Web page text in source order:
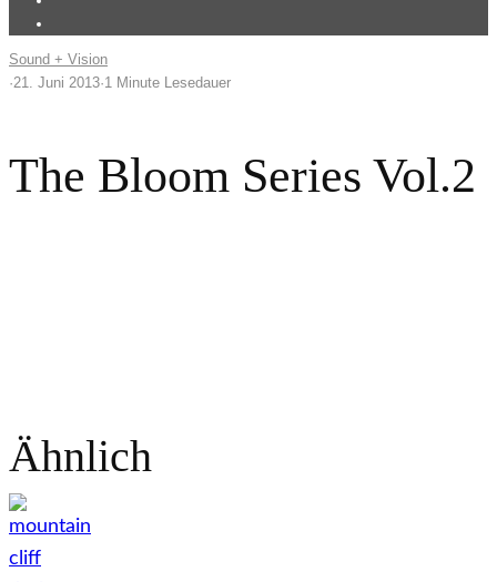
Sound + Vision
·21. Juni 2013·1 Minute Lesedauer
The Bloom Series Vol.2
Ähnlich